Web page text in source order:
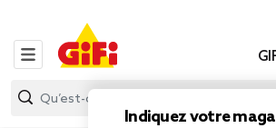
Indiquez votre